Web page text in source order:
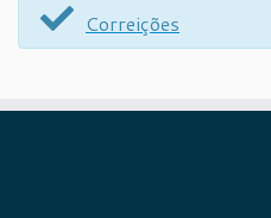
Correições